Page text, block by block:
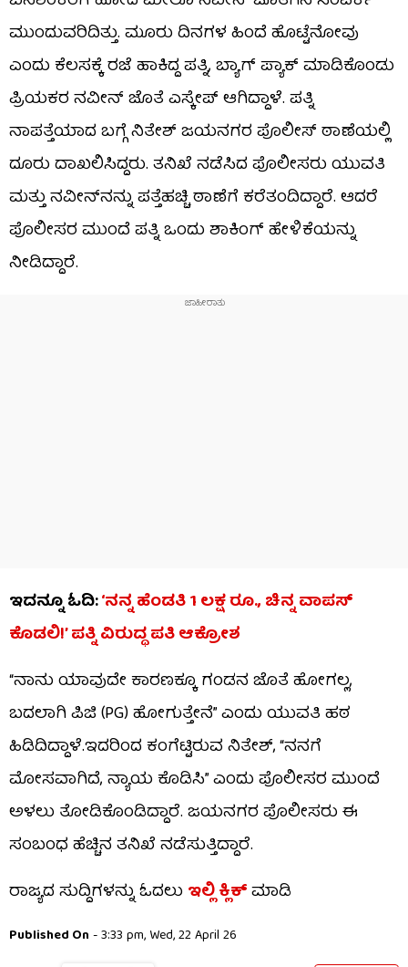
ಮುಂದುವರಿದಿತ್ತು. ಮೂರು ದಿನಗಳ ಹಿಂದೆ ಹೊಟ್ಟೆನೋವು
ಎಂದು ಕೆಲಸಕ್ಕೆ ರಜೆ ಹಾಕಿದ್ದ ಪತ್ನಿ, ಬ್ಯಾಗ್ ಪ್ಯಾಕ್ ಮಾಡಿಕೊಂಡು
ಪ್ರಿಯಕರ ನವೀನ್ ಜೊತೆ ಎಸ್ಕೇಪ್ ಆಗಿದ್ದಾಳೆ. ಪತ್ನಿ
ನಾಪತ್ತೆಯಾದ ಬಗ್ಗೆ ನಿತೇಶ್ ಜಯನಗರ ಪೊಲೀಸ್ ಠಾಣೆಯಲ್ಲಿ
ದೂರು ದಾಖಲಿಸಿದ್ದರು. ತನಿಖೆ ನಡೆಸಿದ ಪೊಲೀಸರು ಯುವತಿ
ಮತ್ತು ನವೀನ್‌ನನ್ನು ಪತ್ತೆಹಚ್ಚಿ ಠಾಣೆಗೆ ಕರೆತಂದಿದ್ದಾರೆ. ಆದರೆ
ಪೊಲೀಸರ ಮುಂದೆ ಪತ್ನಿ ಒಂದು ಶಾಕಿಂಗ್​​​ ಹೇಳಿಕೆಯನ್ನು
ನೀಡಿದ್ದಾರೆ.
ಇದನ್ನೂ ಓದಿ:‘ನನ್ನ ಹೆಂಡತಿ 1 ಲಕ್ಷ ರೂ., ಚಿನ್ನ ವಾಪಸ್
ಕೊಡಲಿ!’ ಪತ್ನಿ ವಿರುದ್ಧ ಪತಿ ಆಕ್ರೋಶ
“ನಾನು ಯಾವುದೇ ಕಾರಣಕ್ಕೂ ಗಂಡನ ಜೊತೆ ಹೋಗಲ್ಲ,
ಬದಲಾಗಿ ಪಿಜಿ (PG) ಹೋಗುತ್ತೇನೆ” ಎಂದು ಯುವತಿ ಹಠ
ಹಿಡಿದಿದ್ದಾಳೆ.ಇದರಿಂದ ಕಂಗೆಟ್ಟಿರುವ ನಿತೇಶ್, “ನನಗೆ
ಮೋಸವಾಗಿದೆ, ನ್ಯಾಯ ಕೊಡಿಸಿ” ಎಂದು ಪೊಲೀಸರ ಮುಂದೆ
ಅಳಲು ತೋಡಿಕೊಂಡಿದ್ದಾರೆ. ಜಯನಗರ ಪೊಲೀಸರು ಈ
ಸಂಬಂಧ ಹೆಚ್ಚಿನ ತನಿಖೆ ನಡೆಸುತ್ತಿದ್ದಾರೆ.
ರಾಜ್ಯದ ಸುದ್ದಿಗಳನ್ನು ಓದಲು ಇಲ್ಲಿ ಕ್ಲಿಕ್ಮಾಡಿ
Published On - 3:33 pm, Wed, 22 April 26